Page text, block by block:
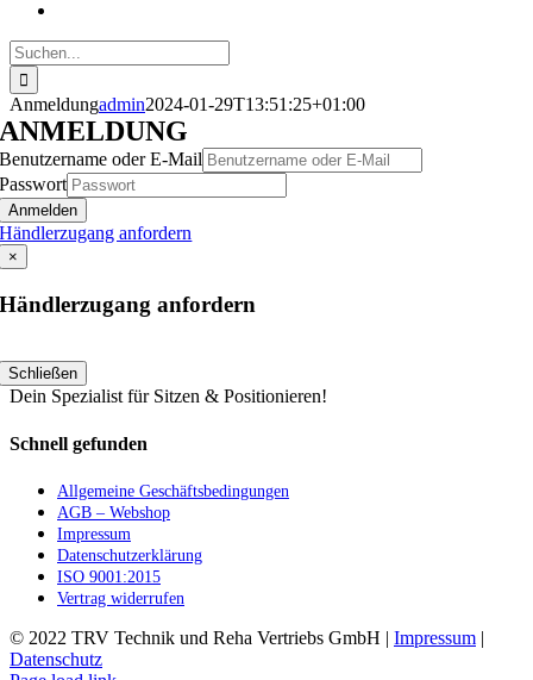
Suche
nach:
Anmeldungadmin2024-01-29T13:51:25+01:00
ANMELDUNG
Benutzername oder E-Mail
Passwort
Anmelden
Händlerzugang anfordern
×
Händlerzugang anfordern
Schließen
Dein Spezialist für Sitzen & Positionieren!
Schnell gefunden
Allgemeine Geschäftsbedingungen
AGB – Webshop
Impressum
Datenschutzerklärung
ISO 9001:2015
Vertrag widerrufen
© 2022 TRV Technik und Reha Vertriebs GmbH | Impressum |
Datenschutz